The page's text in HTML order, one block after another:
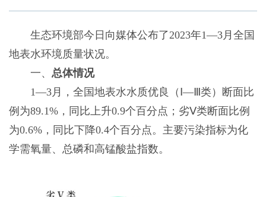
生态环境部今日向媒体公布了2023年1—3月全国
地表水环境质量状况。
一、 总体情况
1—3月，全国地表水水质优良（Ⅰ—Ⅲ类）断面比
例为89.1%，同比上升0.9个百分点；劣Ⅴ类断面比例
为0.6%，同比下降0.4个百分点。主要污染指标为化
学需氧量、总磷和高锰酸盐指数。